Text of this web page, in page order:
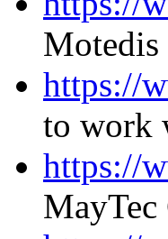
https://
to work
https://
MayTec